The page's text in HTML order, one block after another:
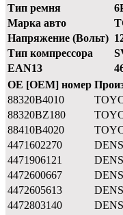
Тип ремня
Марка авто
Напряжение (Вольт)
Тип компрессора
EAN13
OE [OEM] номер
88320B4010
88320BZ180
88410B4020
4471602270
4471906121
4472600667
4472605613
4472803140